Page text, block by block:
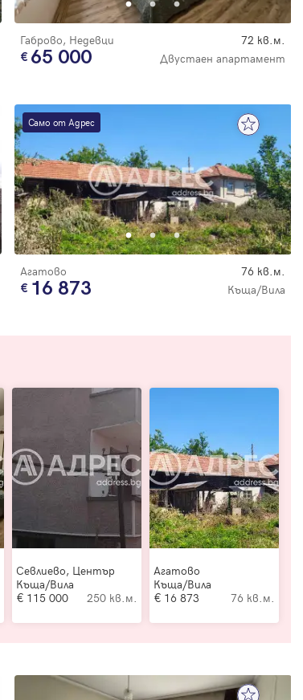
Габрово, Недевци 72 кв.м.
65 000 Двустаен апартамент
Само от Адрес
Агатово 76 кв.м.
16 873 Къща/Вила
Севлиево, Център
Къща/Вила
115 000
250 кв.м.
Агатово
Къща/Вила
16 873
76 кв.м.